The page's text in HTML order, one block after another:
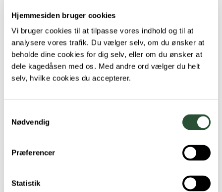
Hjemmesiden bruger cookies
Vi bruger cookies til at tilpasse vores indhold og til at
analysere vores trafik. Du vælger selv, om du ønsker at
beholde dine cookies for dig selv, eller om du ønsker at
dele kagedåsen med os. Med andre ord vælger du helt
selv, hvilke cookies du accepterer.
Nødvendig
Præferencer
Statistik
Hvad er tegnene på hjertelungeorm hos hund
(fransk hjerteorm)?
Hoste
Åndenød, stakåndethed eller anden besværet vejrtrækning
Vedvarende blødning – selv fra småskrammer
Nedstemthed hos hunden
Nedsat evne til motion
Blege slimhinder
Lammelse
Hvad er hjertelungeorm?
hjertekammer. Larverne fra hjertelungeorm bevæger sig via blodet
over i lungerne, hvilket kan føre til hoste, da hunden forsøger at